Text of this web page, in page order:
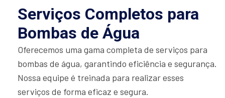
Serviços Completos para
Bombas de Água
Oferecemos uma gama completa de serviços para
bombas de água, garantindo eficiência e segurança.
Nossa equipe é treinada para realizar esses
serviços de forma eficaz e segura.